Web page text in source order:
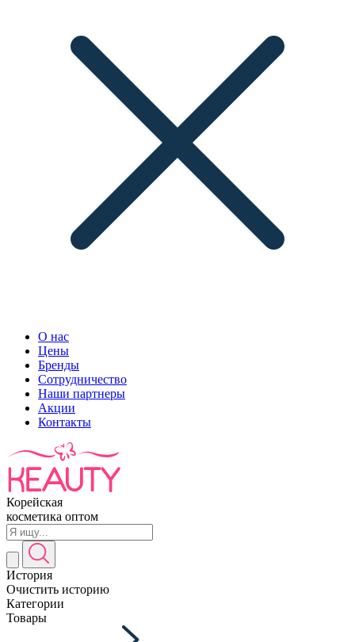
О нас
Цены
Бренды
Сотрудничество
Наши партнеры
Акции
Контакты
Корейская
косметика оптом
История
Очистить историю
Категории
Товары